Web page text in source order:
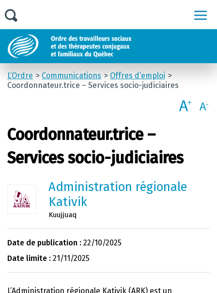
L’Ordre Communications
Offres d’emploi
Coordonnateur.trice – Services socio-judiciaires
Coordonnateur.trice –
Services socio-judiciaires
Administration régionale
Kativik
Kuujjuaq
Date de publication : 22/10/2025
Date limite : 21/11/2025
L’Administration régionale Kativik (ARK) est un